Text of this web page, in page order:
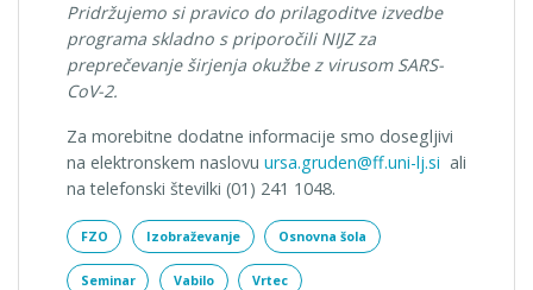
Pridržujemo si pravico do prilagoditve izvedbe
programa skladno s priporočili NIJZ za
preprečevanje širjenja okužbe z virusom SARS-
CoV-2.
Za morebitne dodatne informacije smo dosegljivi
na elektronskem naslovu ursa.gruden@ff.uni-lj.si ali
na telefonski številki (01) 241 1048.
FZO Izobraževanje Osnovna šola
Seminar Vabilo Vrtec